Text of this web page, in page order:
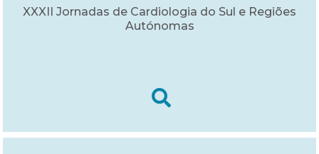
XXXII Jornadas de Cardiologia do Sul e Regiões
Autónomas